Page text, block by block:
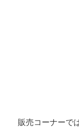
販売コーナーで